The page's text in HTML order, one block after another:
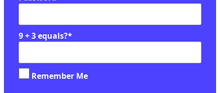
9 + 3 equals?*
Remember Me